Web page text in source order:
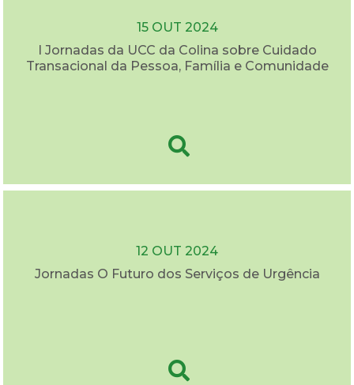
15 OUT 2024
I Jornadas da UCC da Colina sobre Cuidado
Transacional da Pessoa, Família e Comunidade
12 OUT 2024
Jornadas O Futuro dos Serviços de Urgência